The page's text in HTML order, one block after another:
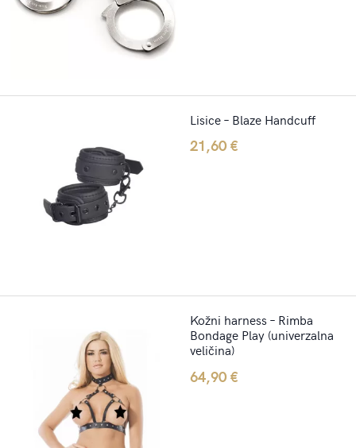
Lisice – Blaze Handcuff
21,60€
Kožni harness – Rimba
Bondage Play (univerzalna
veličina)
64,90€